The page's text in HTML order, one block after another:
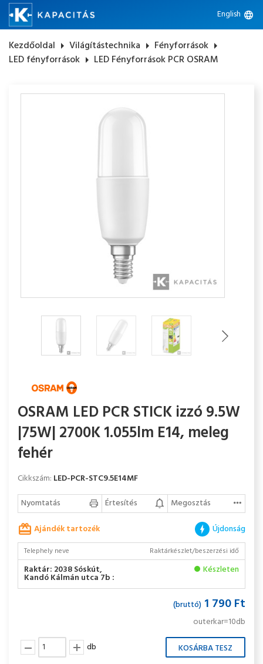
English language
Kezdőoldal arrow_right Világítástechnika arrow_right Fényforrások arrow_right
LED fényforrások arrow_right LED Fényforrások PCR OSRAM
OSRAM LED PCR STICK izzó 9.5W
|75W| 2700K 1.055lm E14, meleg
fehér
Cikkszám: LED-PCR-STC9.5E14MF
Nyomtatás
Értesítés
Megosztás
Ajándék tartozék
Újdonság
Telephely neve Raktárkészlet/beszerzési idő
Raktár: 2038 Sóskút,
Kandó Kálmán utca 7b :
Készleten
(bruttó) 1 790 Ft
outerkar=10db
db